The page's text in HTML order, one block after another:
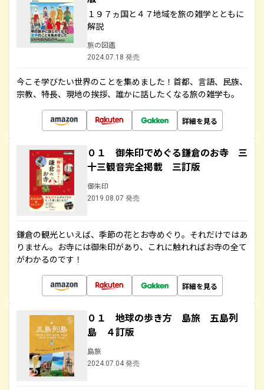
１９７ヵ国と４７地域を旅の雑学とともに
解説
旅の図鑑
2024.07.18 発売
今こそ学びたい世界のことを集めました！首都、言語、民族、
宗教、特長、現地の挨拶、誰かに話したくなる旅の雑学も。
詳細を見る
０１ 御朱印でめぐる鎌倉のお寺 三
十三観音完全掲載 三訂版
御朱印
2019.08.07 発売
鎌倉の観光といえば、季節の花とお寺めぐり。それだけではあ
りません。お寺には御朱印があり、これに触れればお寺の全て
がわかるのです！
詳細を見る
０１ 地球の歩き方 島旅 五島列
島 ４訂版
島旅
2024.07.04 発売